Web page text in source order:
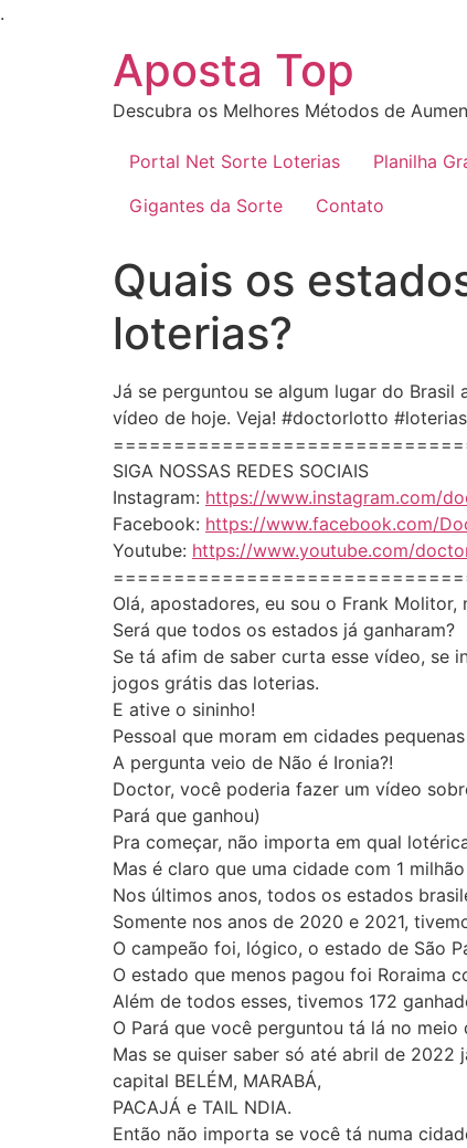
.
Aposta Top
Descubra os Melhores Métodos de
Portal Net Sorte Loterias Planilha
Gigantes da Sorte
Contato
Quais os
loterias?
Já se perguntou se algum lugar do
vídeo de hoje. Veja! #doctorlotto
SIGA NOSSAS REDES SOCIAIS
Instagram: https://www.instagram.com/
Facebook: https://www.facebook.com/
Youtube: https://www.youtube.com/
Olá, apostadores, eu sou o Frank
Será que todos os estados já ganharam?
Se tá afim de saber curta esse vídeo, se
jogos grátis das loterias.
E ative o sininho!
Pessoal que moram em cidades
A pergunta veio de Não é Ironia?!
Doctor, você poderia fazer um vídeo
Pará que ganhou)
Pra começar, não importa em qual
Mas é claro que uma cidade com 1
Nos últimos anos, todos os estados
Somente nos anos de 2020 e 2021,
O campeão foi, lógico, o estado de São
O estado que menos pagou foi Roraima
Além de todos esses, tivemos 172
O Pará que você perguntou tá lá no
Mas se quiser saber só até abril de 2022
capital BELÉM, MARABÁ,
PACAJÁ e TAIL NDIA.
Então não importa se você tá numa